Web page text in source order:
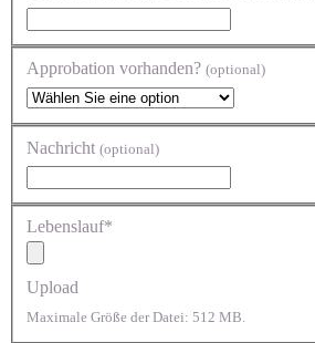
Approbation vorhanden? (optional)
Nachricht (optional)
Lebenslauf*
Upload
Maximale Größe der Datei: 512 MB.